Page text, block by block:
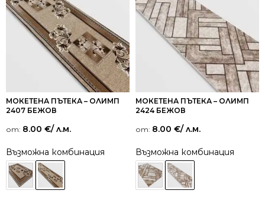
МОКЕТЕНА ПЪТЕКА – ОЛИМП
2407 БЕЖОВ
от: 8.00 €/ л.м.
Възможна комбинация
МОКЕТЕНА ПЪТЕКА – ОЛИМП
2424 БЕЖОВ
от: 8.00 €/ л.м.
Възможна комбинация